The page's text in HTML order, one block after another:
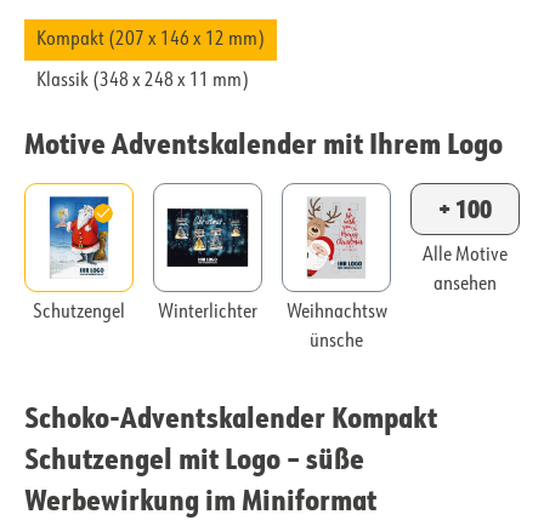
Kompakt (207 x 146 x 12 mm)
Klassik (348 x 248 x 11 mm)
Motive Adventskalender mit Ihrem Logo
Schutzengel Winterlichter
Weihnachtsw
ünsche
+ 100
Alle Motive
ansehen
Schoko-Adventskalender Kompakt
Schutzengel mit Logo – süße
Werbewirkung im Miniformat